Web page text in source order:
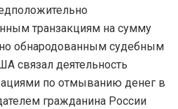
транзакциям на сумму
обнародованным судебным
связал деятельность
по отмыванию денег в
гражданина России